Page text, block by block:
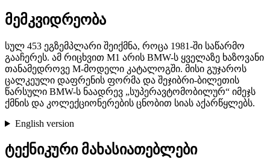
მემკვიდრეობა
სულ 453 ეგზემპლარი შეიქმნა, როცა 1981-ში საწარმო
გააჩერეს. ამ რიცხვით M1 არის BMW-ს ყველაზე ხაზოვანი
თანამედროვე M-მოდელი კატალოგში. მისი გუჯაროს
ცალკეული დაფრენის ფორმა და შეჯიბრი-ბილეთის
წარსული BMW-ს ნაადრევ „სუპერავტომობილურ“ იმეჯს
ქმნის და კოლექციონერების ცნობით სიას აქარწყლებს.
English version
ტექნიკური მახასიათებლები